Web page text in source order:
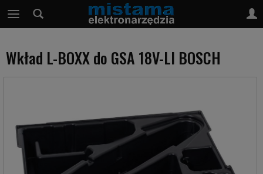
Wkład L-BOXX do GSA 18V-LI BOSCH